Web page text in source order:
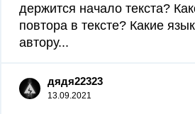
держится начало текста?
повтора в тексте? Какие
автору...
дядя22323
13.09.2021